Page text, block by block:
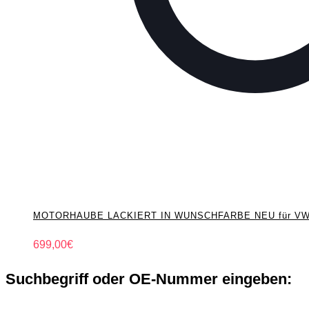
MOTORHAUBE LACKIERT IN WUNSCHFARBE NEU für
699,00€
Suchbegriff oder OE-Nummer eingeben: